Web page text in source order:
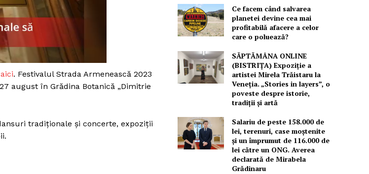
PRESShub
Despre noi / Echipa
Proiecte editoriale
Rețea
. Festivalul Strada Armenească 2023
august în Grădina Botanică „Dimitrie
tradiționale și concerte, expoziții
Ce facem când salvarea
planetei devine cea mai
profitabilă afacere a celor
care o poluează?
SĂPTĂMÂNA ONLINE
(BISTRIȚA) Expoziție a
artistei Mirela Trăistaru la
Veneția. „Stories in layers”, o
poveste despre istorie,
tradiții și artă
Salariu de peste 158.000 de
lei, terenuri, case moștenite
și un împrumut de 116.000 de
lei către un ONG. Averea
declarată de Mirabela
Grădinaru